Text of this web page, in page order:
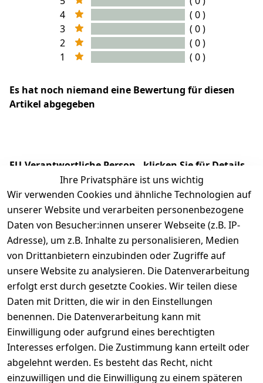
4
( 0 )
3
( 0 )
2
( 0 )
1
( 0 )
Es hat noch niemand eine Bewertung für diesen
Artikel abgegeben
EU-Verantwortliche Person - klicken Sie für Details
Ihre Privatsphäre ist uns wichtig
Wir verwenden Cookies und ähnliche Technologien auf
unserer Website und verarbeiten personenbezogene
Daten von Besucher:innen unserer Webseite (z.B. IP-
Adresse), um z.B. Inhalte zu personalisieren, Medien
von Drittanbietern einzubinden oder Zugriffe auf
unsere Website zu analysieren. Die Datenverarbeitung
erfolgt erst durch gesetzte Cookies. Wir teilen diese
Daten mit Dritten, die wir in den Einstellungen
benennen. Die Datenverarbeitung kann mit
Einwilligung oder aufgrund eines berechtigten
Interesses erfolgen. Die Zustimmung kann erteilt oder
abgelehnt werden. Es besteht das Recht, nicht
einzuwilligen und die Einwilligung zu einem späteren
Rechtliches
Impressum
Datenschutze
rklärung
Services
Registrieren